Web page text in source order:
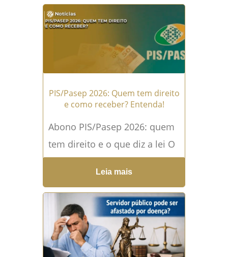
assegurados a diversos
servidores públicos
brasileiros. Apesar...
Leia mais
PIS/Pasep 2026: Quem tem direito
e como receber? Entenda!
Abono PIS/Pasep 2026: quem
tem direito e o que diz a lei O
abono salarial do PIS/Pasep é
um direito garantido aos...
Leia mais →
Leia mais